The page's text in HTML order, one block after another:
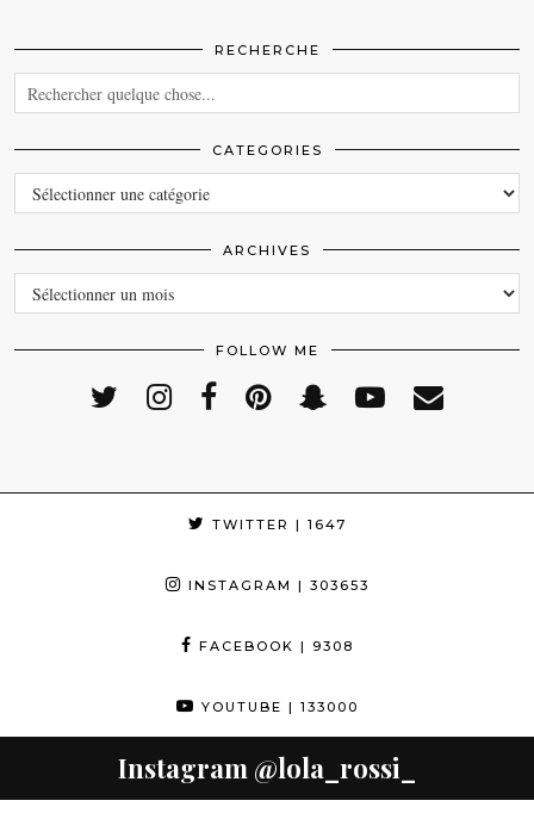
RECHERCHE
CATEGORIES
CATEGORIES
ARCHIVES
ARCHIVES
FOLLOW ME
TWITTER | 1647
INSTAGRAM | 303653
FACEBOOK | 9308
YOUTUBE | 133000
Instagram @lola_rossi_